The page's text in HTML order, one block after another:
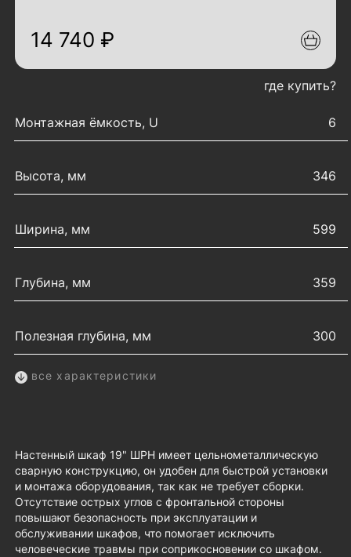
14 740 ₽
где купить?
Монтажная ёмкость, U
6
Высота, мм 346
Ширина, мм 599
Глубина, мм 359
Полезная глубина, мм 300
все характеристики
Настенный шкаф 19" ШРН имеет цельнометаллическую
сварную конструкцию, он удобен для быстрой установки
и монтажа оборудования, так как не требует сборки.
Отсутствие острых углов с фронтальной стороны
повышают безопасность при эксплуатации и
обслуживании шкафов, что помогает исключить
человеческие травмы при соприкосновении со шкафом.